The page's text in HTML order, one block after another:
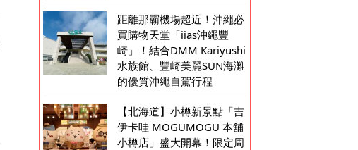
距離那霸機場超近！沖繩必
買購物天堂「iias沖繩豐
崎」！結合DMM Kariyushi
水族館、豐崎美麗SUN海灘
的優質沖繩自駕行程
【北海道】小樽新景點「吉
伊卡哇 MOGUMOGU 本舖
小樽店」盛大開幕！限定周